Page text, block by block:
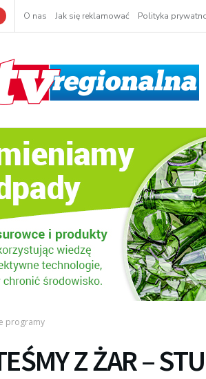
O nas Jak się reklamować Polityka
programy
Z ŻAR –